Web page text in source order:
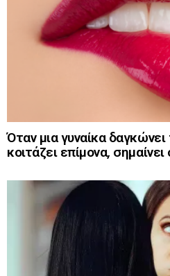
Όταν μια γυναίκα
κοιτάζει επίμονα, σημαίνει